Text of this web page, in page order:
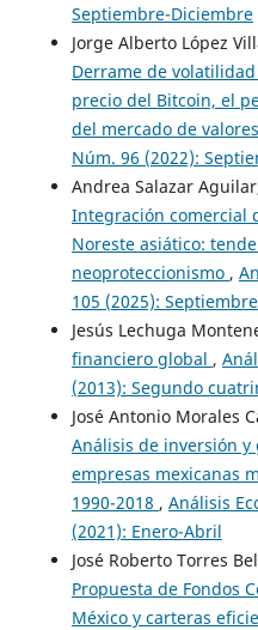
Septiembre-Diciembre
Jorge Alberto López
Derrame de
precio del Bitcoin, el
del mercado de valores
Núm. 96 (2022):
Andrea Salazar
Integración comercial
Noreste asiático:
neoproteccionismo ,
105 (2025):
Jesús Lechuga
financiero global ,
(2013): Segundo
José Antonio Morales
Análisis de inversión
empresas mexicanas
1990-2018 , Análisis
(2021): Enero-Abril
José Roberto Torres
Propuesta de Fondos
México y carteras